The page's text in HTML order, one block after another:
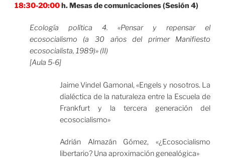
18:30-20:00h. Mesas de comunicaciones (Sesión 4)
Ecología política 4. «Pensar y repensar el
ecosocialismo (a 30 años del primer Manifiesto
ecosocialista, 1989)» (II)
[Aula 5-6]
Jaime Vindel Gamonal, «Engels y nosotros. La
dialéctica de la naturaleza entre la Escuela de
Frankfurt y la tercera generación del
ecosocialismo»
Adrián Almazán Gómez, «¿Ecosocialismo
libertario? Una aproximación genealógica»